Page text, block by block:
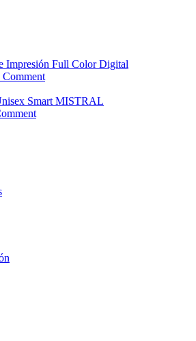
Impresión Full Color Digital
Comment
Smart MISTRAL